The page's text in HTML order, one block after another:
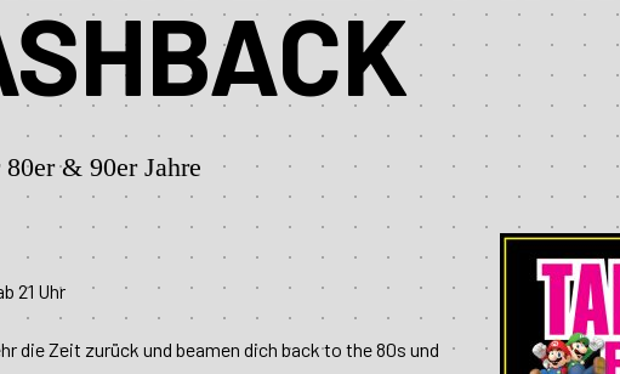
& 90er Jahre
21 Uhr
die Zeit zurück und beamen dich back to the 80s und